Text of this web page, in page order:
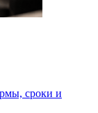
сроки и